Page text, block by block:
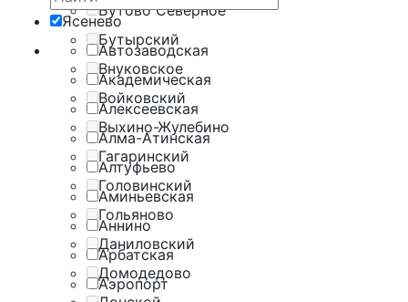
Бутово Северное
Бутырский
Внуковское
Войковский
Выхино-Жулебино
Гагаринский
Головинский
Гольяново
Даниловский
Домодедово
Ясенево
Автозаводская
Академическая
Алексеевская
Алма-Атинская
Алтуфьево
Аминьевская
Аннино
Арбатская
Аэропорт